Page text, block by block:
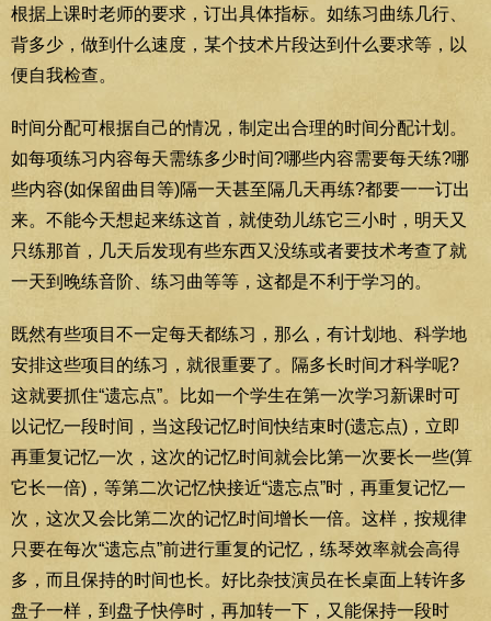
根据上课时老师的要求，订出具体指标。如练习曲练几行、
背多少，做到什么速度，某个技术片段达到什么要求等，以
便自我检查。
时间分配可根据自己的情况，制定出合理的时间分配计划。
如每项练习内容每天需练多少时间?哪些内容需要每天练?哪
些内容(如保留曲目等)隔一天甚至隔几天再练?都要一一订出
来。不能今天想起来练这首，就使劲儿练它三小时，明天又
只练那首，几天后发现有些东西又没练或者要技术考查了就
一天到晚练音阶、练习曲等等，这都是不利于学习的。
既然有些项目不一定每天都练习，那么，有计划地、科学地
安排这些项目的练习，就很重要了。隔多长时间才科学呢?
这就要抓住“遗忘点”。比如一个学生在第一次学习新课时可
以记忆一段时间，当这段记忆时间快结束时(遗忘点)，立即
再重复记忆一次，这次的记忆时间就会比第一次要长一些(算
它长一倍)，等第二次记忆快接近“遗忘点”时，再重复记忆一
次，这次又会比第二次的记忆时间增长一倍。这样，按规律
只要在每次“遗忘点”前进行重复的记忆，练琴效率就会高得
多，而且保持的时间也长。好比杂技演员在长桌面上转许多
盘子一样，到盘子快停时，再加转一下，又能保持一段时